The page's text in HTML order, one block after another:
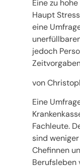
Eine zu
Haupt
eine
jedoch
von
Eine
Fachleute.
sind
Chefinnen
Berufsleben